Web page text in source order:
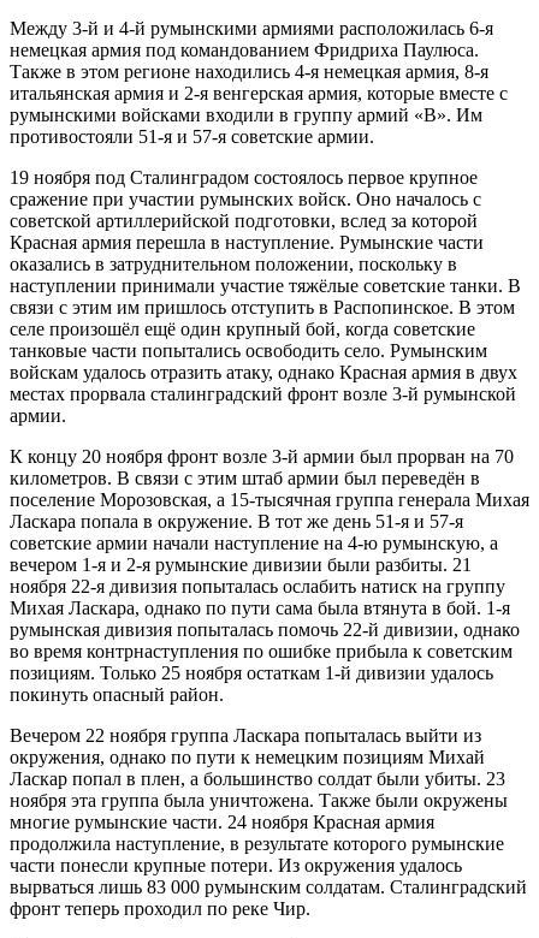
Между 3-й и 4-й румынскими армиями расположилась 6-я
немецкая армия под командованием Фридриха Паулюса.
Также в этом регионе находились 4-я немецкая армия, 8-я
итальянская армия и 2-я венгерская армия, которые вместе с
румынскими войсками входили в группу армий «B». Им
противостояли 51-я и 57-я советские армии.
19 ноября под Сталинградом состоялось первое крупное
сражение при участии румынских войск. Оно началось с
советской артиллерийской подготовки, вслед за которой
Красная армия перешла в наступление. Румынские части
оказались в затруднительном положении, поскольку в
наступлении принимали участие тяжёлые советские танки. В
связи с этим им пришлось отступить в Распопинское. В этом
селе произошёл ещё один крупный бой, когда советские
танковые части попытались освободить село. Румынским
войскам удалось отразить атаку, однако Красная армия в двух
местах прорвала сталинградский фронт возле 3-й румынской
армии.
К концу 20 ноября фронт возле 3-й армии был прорван на 70
километров. В связи с этим штаб армии был переведён в
поселение Морозовская, а 15-тысячная группа генерала Михая
Ласкара попала в окружение. В тот же день 51-я и 57-я
советские армии начали наступление на 4-ю румынскую, а
вечером 1-я и 2-я румынские дивизии были разбиты. 21
ноября 22-я дивизия попыталась ослабить натиск на группу
Михая Ласкара, однако по пути сама была втянута в бой. 1-я
румынская дивизия попыталась помочь 22-й дивизии, однако
во время контрнаступления по ошибке прибыла к советским
позициям. Только 25 ноября остаткам 1-й дивизии удалось
покинуть опасный район.
Вечером 22 ноября группа Ласкара попыталась выйти из
окружения, однако по пути к немецким позициям Михай
Ласкар попал в плен, а большинство солдат были убиты. 23
ноября эта группа была уничтожена. Также были окружены
многие румынские части. 24 ноября Красная армия
продолжила наступление, в результате которого румынские
части понесли крупные потери. Из окружения удалось
вырваться лишь 83 000 румынским солдатам. Сталинградский
фронт теперь проходил по реке Чир.